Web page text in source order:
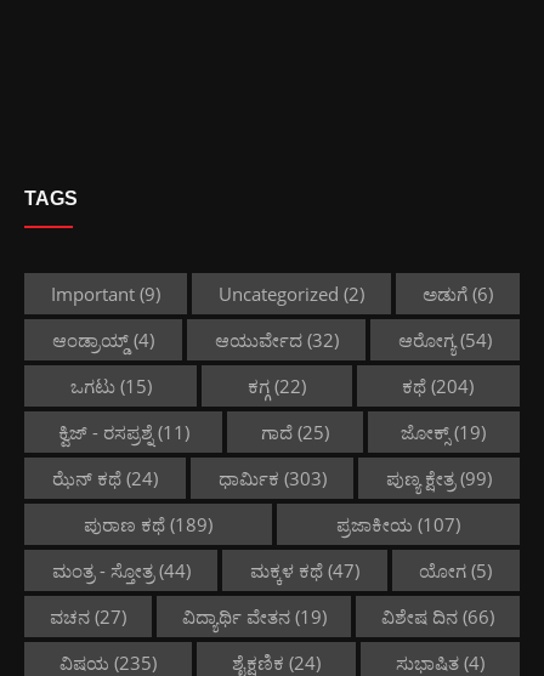
TAGS
Important (9) Uncategorized (2) ಅಡುಗೆ (6)
ಆಂಡ್ರಾಯ್ಡ್(4) ಆಯುರ್ವೇದ(32) ಆರೋಗ್ಯ (54)
ಒಗಟು(15) ಕಗ್ಗ(22) ಕಥೆ (204)
ಕ್ವಿಜ್ - ರಸಪ್ರಶ್ನೆ (11) ಗಾದೆ(25) ಜೋಕ್ಸ್ (19)
ಝೆನ್ ಕಥೆ(24) ಧಾರ್ಮಿಕ (303) ಪುಣ್ಯ ಕ್ಷೇತ್ರ(99)
ಪುರಾಣ ಕಥೆ (189) ಪ್ರಜಾಕೀಯ (107)
ಮಂತ್ರ - ಸ್ತೋತ್ರ(44) ಮಕ್ಕಳ ಕಥೆ(47) ಯೋಗ (5)
ವಚನ(27) ವಿದ್ಯಾರ್ಥಿ ವೇತನ(19) ವಿಶೇಷ ದಿನ (66)
ವಿಷಯ (235) ಶೈಕ್ಷಣಿಕ (24) ಸುಭಾಷಿತ (4)